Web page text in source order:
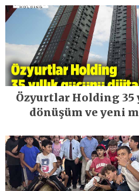
Özyurtlar Holding 35
dönüşüm ve yeni